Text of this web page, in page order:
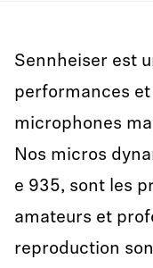
Sennheiser est
performances
microphones
Nos micros
e 935, sont les
amateurs et
reproduction